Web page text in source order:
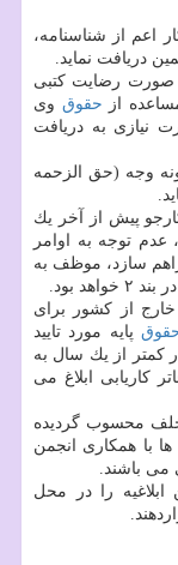
اعم از شناسنامه،
دریافت نماید.
صورت رضایت كتبی
از حقوق وی
نیازی به دریافت
وجه (حق الزحمه
پیش از آخر یك
عدم توجه به اوامر
سازد، موظف به
بود.
از كشور برای
پایه مورد تایید
كمتر از یك سال به
كاریابی ابلاغ می
محسوب گردیده
با همكاری انجمن
می باشند.
ابلاغیه را در محل